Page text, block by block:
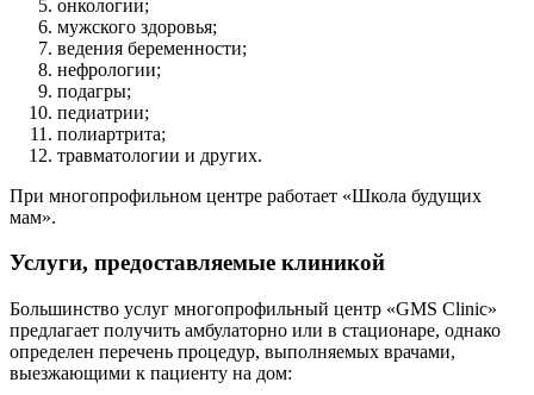
онкологии;
мужского здоровья;
ведения беременности;
нефрологии;
подагры;
педиатрии;
полиартрита;
травматологии и других.
При многопрофильном центре работает «Школа будущих
мам».
Услуги, предоставляемые клиникой
Большинство услуг многопрофильный центр «GMS Clinic»
предлагает получить амбулаторно или в стационаре, однако
определен перечень процедур, выполняемых врачами,
выезжающими к пациенту на дом: